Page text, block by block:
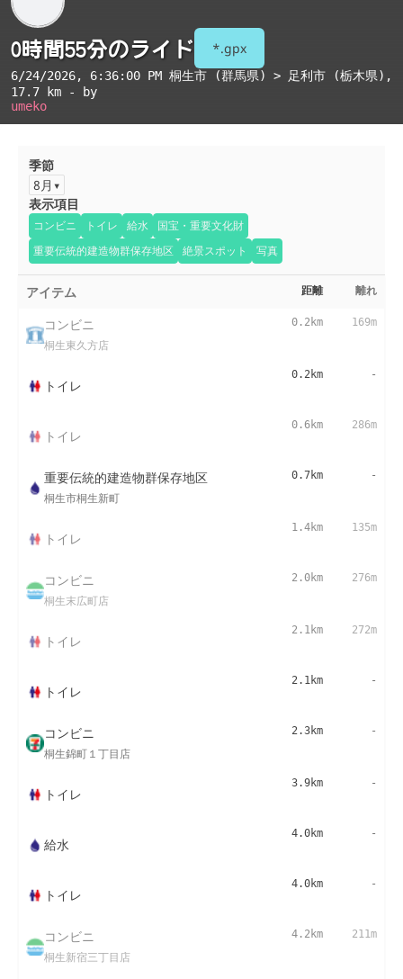
0時間55分のライド *.gpx
6/24/2026, 6:36:00 PM 桐生市 (群馬県) > 足利市 (栃木県) ,
17.7 km - by
umeko
季節
8月
表示項目
コンビニ トイレ 給水
国宝・重要文化財
重要伝統的建造物群保存地区
絶景スポット 写真
アイテム 距離 離れ
コンビニ
桐生東久方店
0.2km 169m
トイレ
0.2km -
トイレ
0.6km 286m
重要伝統的建造物群保存地区
桐生市桐生新町
0.7km -
トイレ
1.4km 135m
コンビニ
桐生末広町店
2.0km 276m
トイレ
2.1km 272m
トイレ
2.1km -
コンビニ
桐生錦町１丁目店
2.3km -
トイレ
3.9km -
給水
4.0km -
トイレ
4.0km -
コンビニ
桐生新宿三丁目店
4.2km 211m